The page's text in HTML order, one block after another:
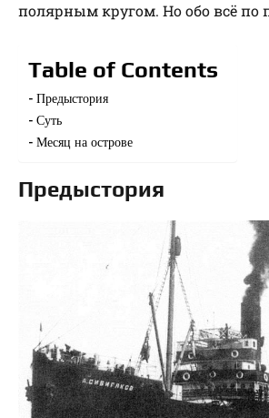
полярным кругом. Но обо всё по
Table of Contents
Предыстория
Суть
Месяц на острове
Предыстория